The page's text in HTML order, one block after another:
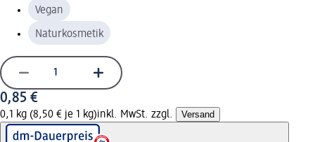
Vegan
Naturkosmetik
0,85 €
0,1 kg (8,50 € je 1 kg)inkl. MwSt. zzgl. Versand